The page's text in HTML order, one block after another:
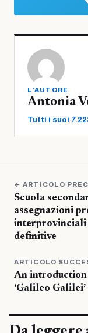
L'AUTORE
Antonia
Tutti i suoi
← ARTICOLO
Scuola
assegnazioni
interprovinciali
definitive
ARTICOLO
An introduction
‘Galileo